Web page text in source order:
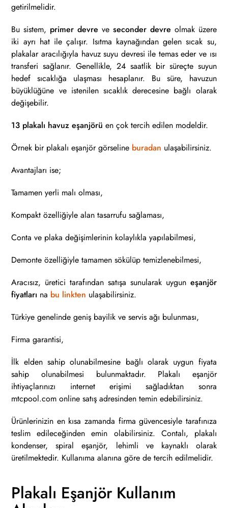
getirilmelidir.
Bu sistem, primer devre ve seconder devre olmak üzere
iki ayrı hat ile çalışır. Isıtma kaynağından gelen sıcak su,
plakalar aracılığıyla havuz suyu devresi ile temas eder ve ısı
transferi sağlanır. Genellikle, 24 saatlik bir süreçte suyun
hedef sıcaklığa ulaşması hesaplanır. Bu süre, havuzun
büyüklüğüne ve istenilen sıcaklık derecesine bağlı olarak
değişebilir.
13 plakalı havuz eşanjörü en çok tercih edilen modeldir.
Örnek bir plakalı eşanjör görseline buradan ulaşabilirsiniz.
Avantajları ise;
Tamamen yerli malı olması,
Kompakt özelliğiyle alan tasarrufu sağlaması,
Conta ve plaka değişimlerinin kolaylıkla yapılabilmesi,
Demonte özelliğiyle tamamen sökülüp temizlenebilmesi,
Aracısız, üretici tarafından satışa sunularak uygun eşanjör
fiyatları na bu linkten ulaşabilirsiniz.
Türkiye genelinde geniş bayilik ve servis ağı bulunması,
Firma garantisi,
İlk elden sahip olunabilmesine bağlı olarak uygun fiyata
sahip olunabilmesi bulunmaktadır. Plakalı eşanjör
ihtiyaçlarınızı internet erişimi sağladıktan sonra
mtcpool.com online satış adresinden temin edebilirsiniz.
Ürünlerinizin en kısa zamanda firma güvencesiyle tarafınıza
teslim edileceğinden emin olabilirsiniz. Contalı, plakalı
kondenser, spiral eşanjör, lehimli ve kaynaklı olarak
üretilmektedir. Kullanıma alanına göre de tercih edilmelidir.
Plakalı Eşanjör Kullanım